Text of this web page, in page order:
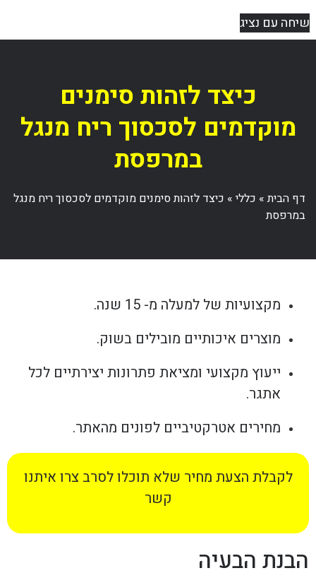
שיחה עם נציג
כיצד לזהות סימנים
מוקדמים לסכסוך ריח מנגל
במרפסת
דף הבית» כללי» כיצד לזהות סימנים מוקדמים לסכסוך ריח מנגל
במרפסת
מקצועיות של למעלה מ- 15 שנה.
מוצרים איכותיים מובילים בשוק.
ייעוץ מקצועי ומציאת פתרונות יצירתיים לכל
אתגר.
מחירים אטרקטיביים לפונים מהאתר.
לקבלת הצעת מחיר שלא תוכלו לסרב צרו איתנו
קשר
הבנת הבעיה